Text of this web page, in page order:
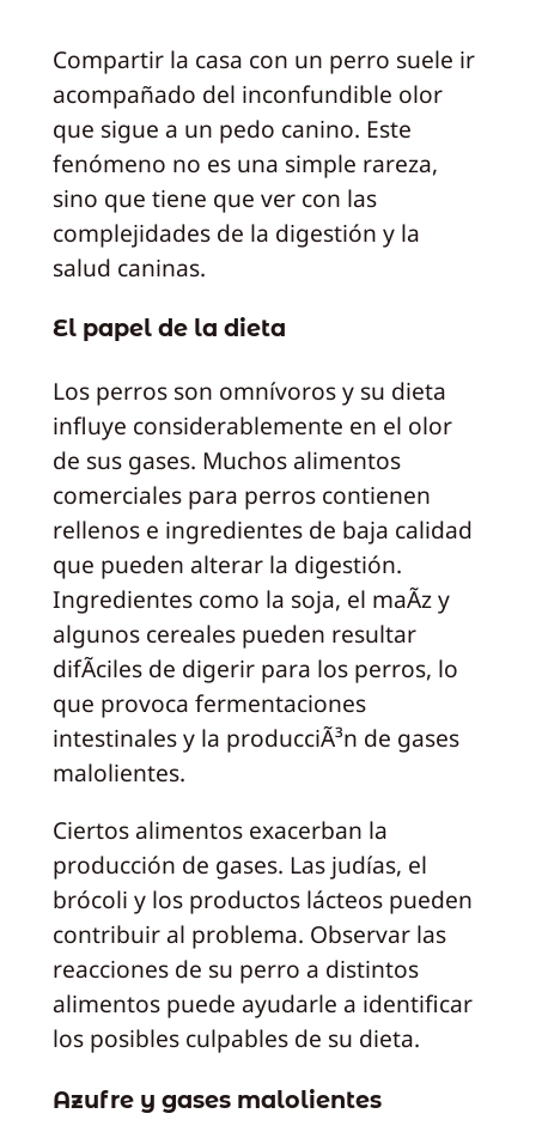
Compartir la casa con un perro suele ir
acompañado del inconfundible olor
que sigue a un pedo canino. Este
fenómeno no es una simple rareza,
sino que tiene que ver con las
complejidades de la digestión y la
salud caninas.
El papel de la dieta
Los perros son omnívoros y su dieta
influye considerablemente en el olor
de sus gases. Muchos alimentos
comerciales para perros contienen
rellenos e ingredientes de baja calidad
que pueden alterar la digestión.
Ingredientes como la soja, el maÃz y
algunos cereales pueden resultar
difÃciles de digerir para los perros, lo
que provoca fermentaciones
intestinales y la producciÃ³n de gases
malolientes.
Ciertos alimentos exacerban la
producción de gases. Las judías, el
brócoli y los productos lácteos pueden
contribuir al problema. Observar las
reacciones de su perro a distintos
alimentos puede ayudarle a identificar
los posibles culpables de su dieta.
Azufre y gases malolientes